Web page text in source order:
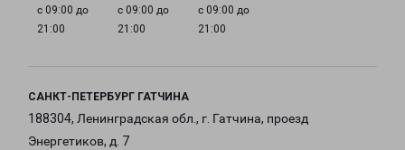
с 09:00 до
21:00
с 09:00 до
21:00
с 09:00 до
21:00
САНКТ-ПЕТЕРБУРГ ГАТЧИНА
188304, Ленинградская обл., г. Гатчина, проезд
Энергетиков, д. 7